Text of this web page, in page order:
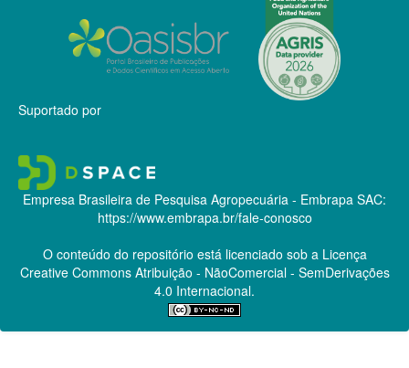
Suportado por
Empresa Brasileira de Pesquisa Agropecuária - Embrapa SAC:
https://www.embrapa.br/fale-conosco
O conteúdo do repositório está licenciado sob a Licença
Creative CommonsAtribuição - NãoComercial - SemDerivações
4.0 Internacional.